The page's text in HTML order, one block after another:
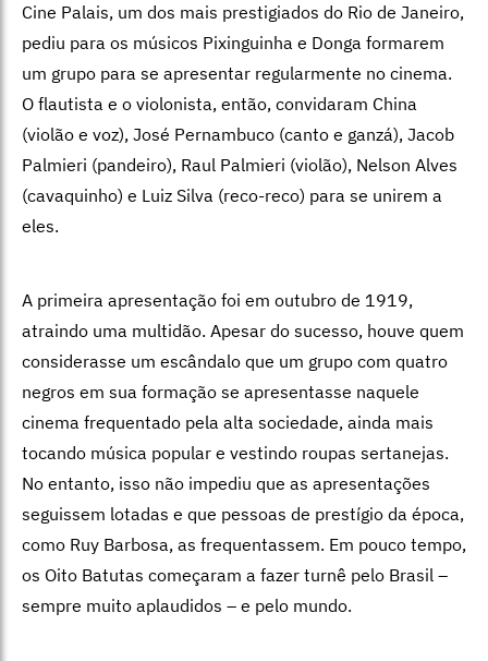
Cine Palais, um dos mais prestigiados do Rio de Janeiro,
pediu para os músicos Pixinguinha e Donga formarem
um grupo para se apresentar regularmente no cinema.
O flautista e o violonista, então, convidaram China
(violão e voz), José Pernambuco (canto e ganzá), Jacob
Palmieri (pandeiro), Raul Palmieri (violão), Nelson Alves
(cavaquinho) e Luiz Silva (reco-reco) para se unirem a
eles.
A primeira apresentação foi em outubro de 1919,
atraindo uma multidão. Apesar do sucesso, houve quem
considerasse um escândalo que um grupo com quatro
negros em sua formação se apresentasse naquele
cinema frequentado pela alta sociedade, ainda mais
tocando música popular e vestindo roupas sertanejas.
No entanto, isso não impediu que as apresentações
seguissem lotadas e que pessoas de prestígio da época,
como Ruy Barbosa, as frequentassem. Em pouco tempo,
os Oito Batutas começaram a fazer turnê pelo Brasil –
sempre muito aplaudidos – e pelo mundo.